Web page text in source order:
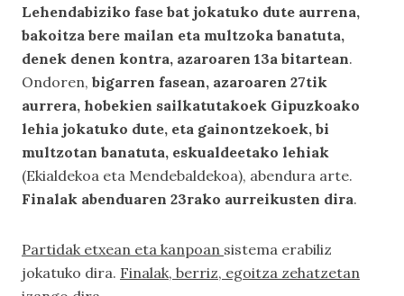
Lehendabiziko fase bat jokatuko dute aurrena,
bakoitza bere mailan eta multzoka banatuta,
denek denen kontra, azaroaren 13a bitartean.
Ondoren, bigarren fasean, azaroaren 27tik
aurrera, hobekien sailkatutakoek Gipuzkoako
lehia jokatuko dute, eta gainontzekoek, bi
multzotan banatuta, eskualdeetako lehiak
(Ekialdekoa eta Mendebaldekoa), abendura arte.
Finalak abenduaren 23rako aurreikusten dira.
Partidak etxean eta kanpoan sistema erabiliz
jokatuko dira. Finalak, berriz, egoitza zehatzetan